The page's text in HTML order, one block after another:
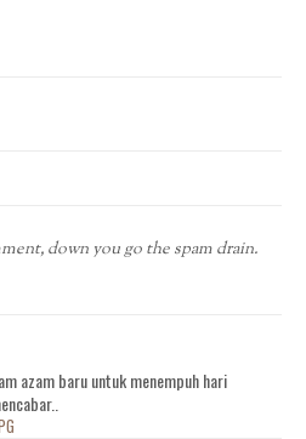
down you go the spam drain.
azam baru untuk menempuh hari